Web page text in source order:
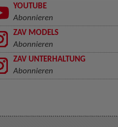
YOUTUBE
Abonnieren
ZAV MODELS
Abonnieren
ZAV UNTERHALTUNG
Abonnieren